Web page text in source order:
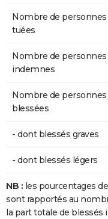
Nombre de personnes
tuées
Nombre de personnes
indemnes
Nombre de personnes
blessées
- dont blessés graves
- dont blessés légers
NB : les pourcentages
sont rapportés au
la part totale de blessés